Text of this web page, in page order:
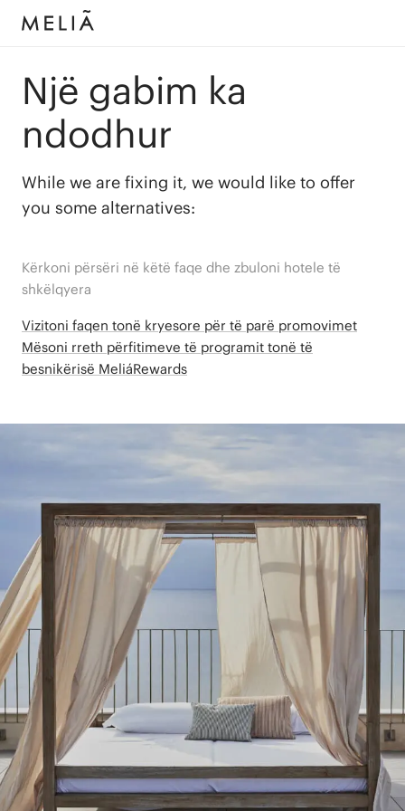
Një gabim ka
ndodhur
While we are fixing it, we would like to offer
you some alternatives:
Kërkoni përsëri në këtë faqe dhe zbuloni hotele të
shkëlqyera
Vizitoni faqen tonë kryesore për të parë promovimet
Mësoni rreth përfitimeve të programit tonë të
besnikërisë MeliáRewards